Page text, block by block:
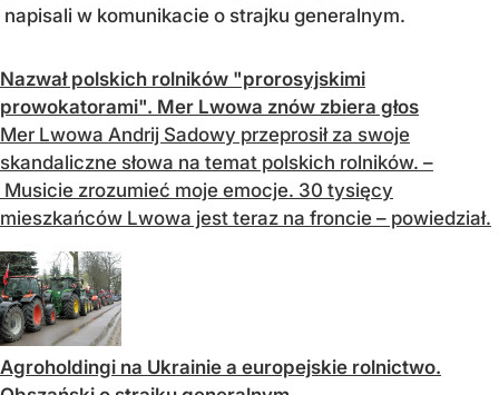
napisali w komunikacie o strajku generalnym.
Nazwał polskich rolników "prorosyjskimi
prowokatorami". Mer Lwowa znów zbiera głos
Mer Lwowa Andrij Sadowy przeprosił za swoje
skandaliczne słowa na temat polskich rolników. –
Musicie zrozumieć moje emocje. 30 tysięcy
mieszkańców Lwowa jest teraz na froncie – powiedział.
Agroholdingi na Ukrainie a europejskie rolnictwo.